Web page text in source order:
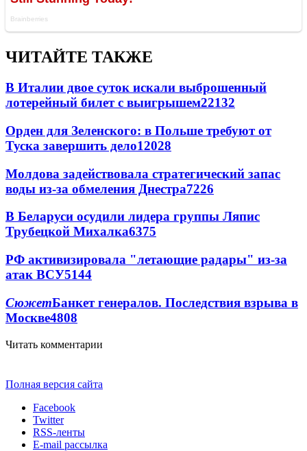
ЧИТАЙТЕ ТАКЖЕ
В Италии двое суток искали выброшенный
лотерейный билет с выигрышем22132
Орден для Зеленского: в Польше требуют от
Туска завершить дело12028
Молдова задействовала стратегический запас
воды из-за обмеления Днестра7226
В Беларуси осудили лидера группы Ляпис
Трубецкой Михалка6375
РФ активизировала "летающие радары" из-за
атак ВСУ5144
СюжетБанкет генералов. Последствия взрыва в
Москве4808
Читать комментарии
Полная версия сайта
Facebook
Twitter
RSS-ленты
E-mail рассылка